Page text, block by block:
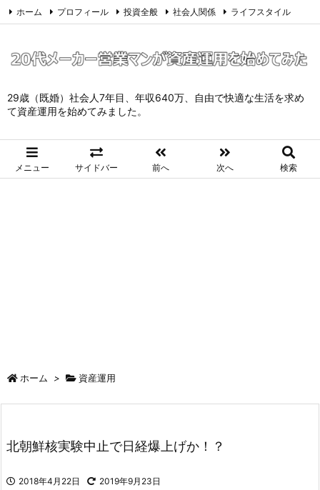
29歳（既婚）社会人7年目、年収640万、自由で快適な生活を求め
て資産運用を始めてみました。
メニュー サイドバー 前へ 次へ 検索
ホーム プロフィール 投資全般 社会人関係 ライフスタイル
Feedly
ホーム > 資産運用
北朝鮮核実験中止で日経爆上げか！？
2018年4月22日 2019年9月23日